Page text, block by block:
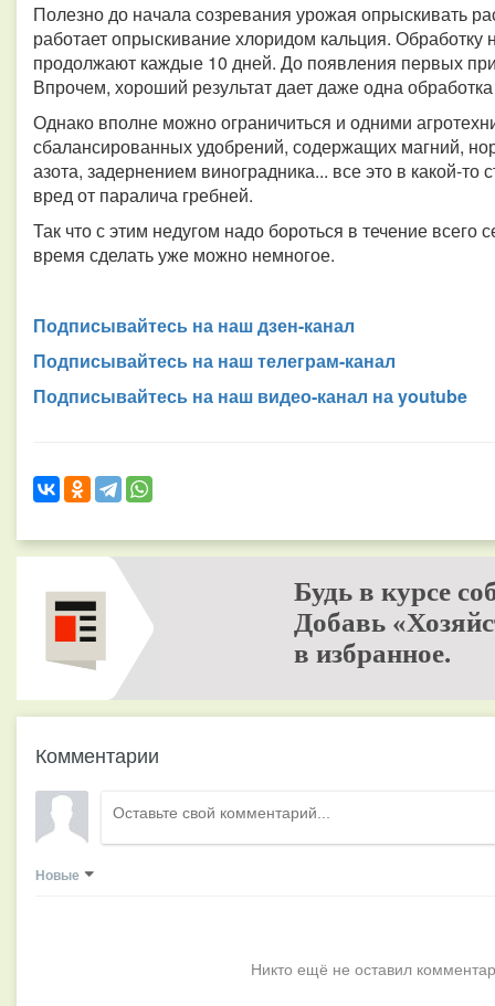
Полезно до начала созревания урожая опрыскивать
работает опрыскивание хлоридом кальция. Обработку
продолжают каждые 10 дней. До появления первых
Впрочем, хороший результат дает даже одна
Однако вполне можно ограничиться и одними
сбалансированных удобрений, содержащих магний,
азота, задернением виноградника... все это в какой-
вред от паралича гребней.
Так что с этим недугом надо бороться в течение всего
время сделать уже можно немногое.
Подписывайтесь на наш дзен-канал
Подписывайтесь на наш телеграм-канал
Подписывайтесь на наш видео-канал на youtube
Будь в курсе
Добавь
в избранное.
Комментарии
Новые
Никто ещё не оставил